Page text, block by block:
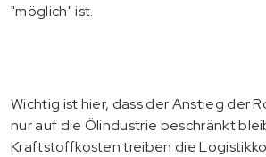
"möglich" ist.
Wichtig ist hier, dass der Anstieg der
nur auf die Ölindustrie beschränkt
Kraftstoffkosten treiben die